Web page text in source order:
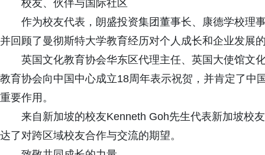
校友、伙伴与国际社区
作为校友代表，朗盛投资集团董事长、康德学校理
并回顾了曼彻斯特大学教育经历对个人成长和企业发展
英国文化教育协会华东区代理主任、英国大使馆文
教育协会向中国中心成立18周年表示祝贺，并肯定了中
重要作用。
来自新加坡的校友Kenneth Goh先生代表新加坡校
达了对跨区域校友合作与交流的期望。